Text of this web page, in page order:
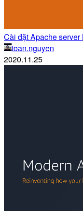
Cài đặt Apache
toan.nguyen
2020.11.25